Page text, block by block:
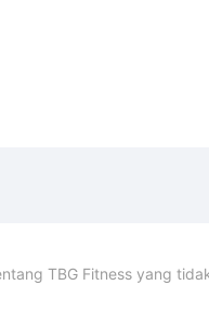
TBG Fitness yang